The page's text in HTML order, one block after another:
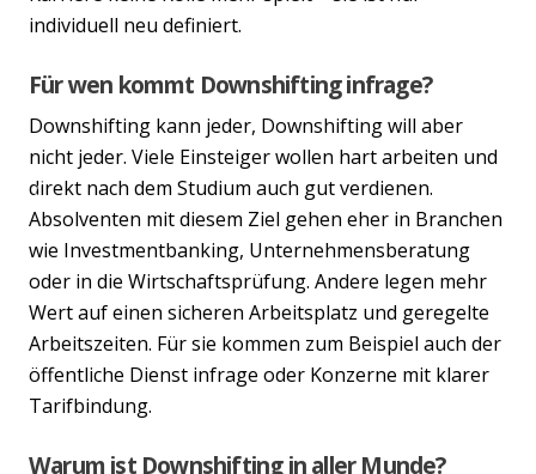
Previous
individuell neu definiert.
Für wen kommt Downshifting infrage?
Downshifting kann jeder, Downshifting will aber
nicht jeder. Viele Einsteiger wollen hart arbeiten und
direkt nach dem Studium auch gut verdienen.
Absolventen mit diesem Ziel gehen eher in Branchen
wie Investmentbanking, Unternehmensberatung
oder in die Wirtschaftsprüfung. Andere legen mehr
Wert auf einen sicheren Arbeitsplatz und geregelte
Arbeitszeiten. Für sie kommen zum Beispiel auch der
öffentliche Dienst infrage oder Konzerne mit klarer
Tarifbindung.
Warum ist Downshifting in aller Munde?